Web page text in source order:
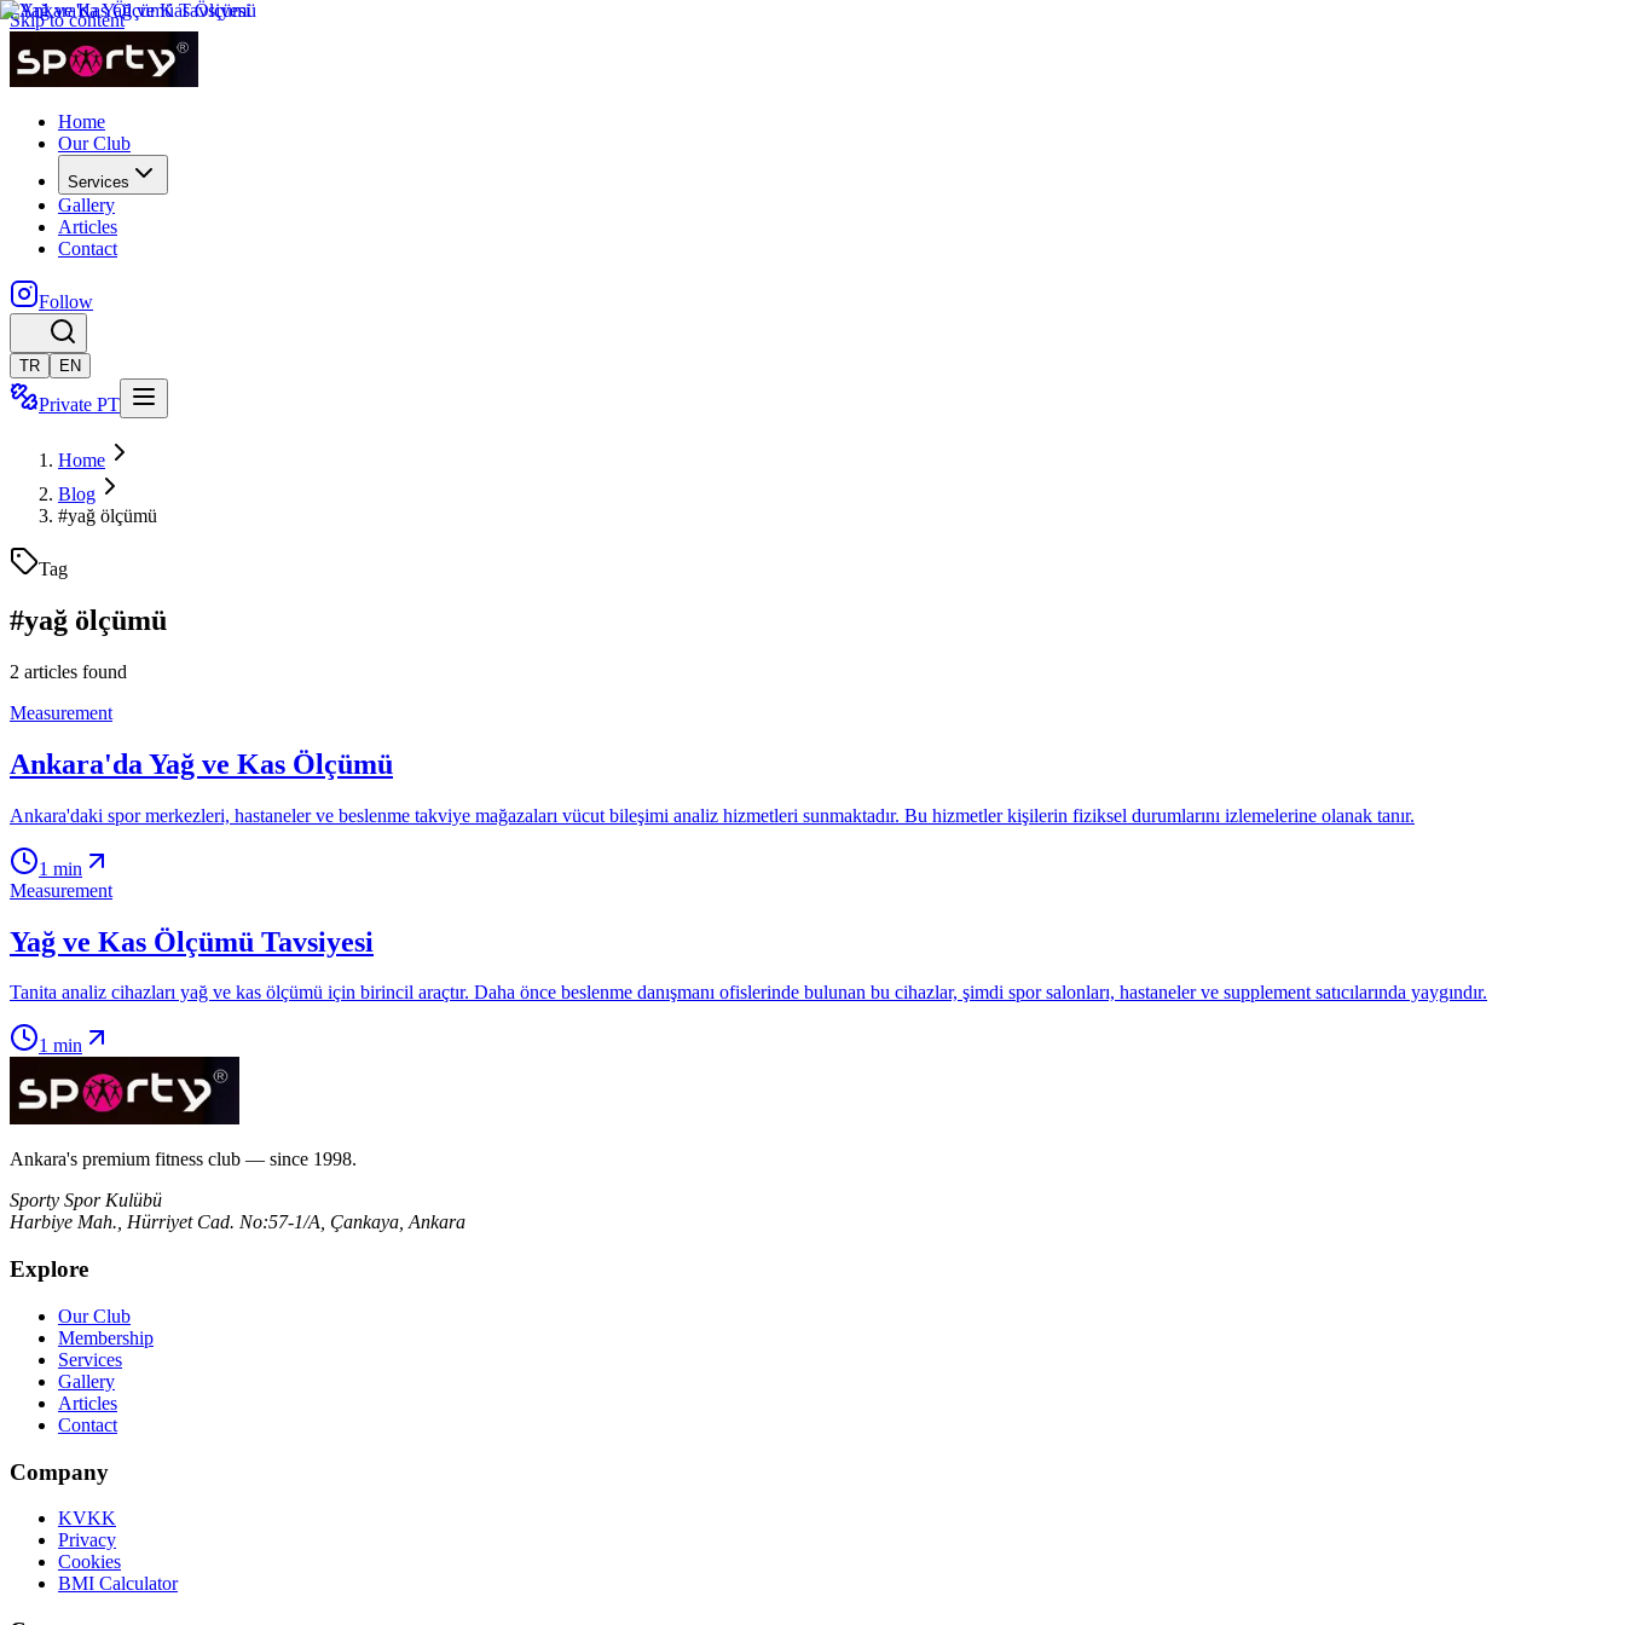
Skip to content
Home
Our Club
Services
Gallery
Articles
Contact
Follow
TR EN
Private PT
Home
Blog
#yağ ölçümü
Tag
#yağ ölçümü
2 articles found
Measurement
Ankara'da Yağ ve Kas Ölçümü
Ankara'daki spor merkezleri, hastaneler ve beslenme takviye mağazaları vücut bileşimi analiz hizmetleri sunmaktadır. Bu hizmetler kişilerin fiziksel durumlarını izlemelerine olanak tanır.
1 min
Measurement
Yağ ve Kas Ölçümü Tavsiyesi
Tanita analiz cihazları yağ ve kas ölçümü için birincil araçtır. Daha önce beslenme danışmanı ofislerinde bulunan bu cihazlar, şimdi spor salonları, hastaneler ve supplement satıcılarında yaygındır.
1 min
Ankara's premium fitness club — since 1998.
Sporty Spor Kulübü
Harbiye Mah., Hürriyet Cad. No:57-1/A, Çankaya, Ankara
Explore
Our Club
Membership
Services
Gallery
Articles
Contact
Company
KVKK
Privacy
Cookies
BMI Calculator